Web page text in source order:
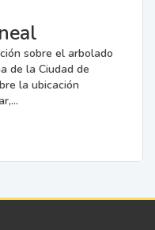
sobre el arbolado
de la Ciudad de
la ubicación